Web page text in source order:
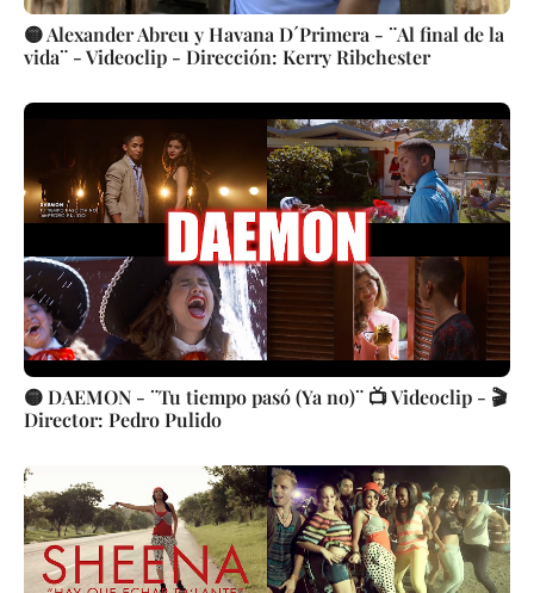
🟡 Alexander Abreu y Havana D´Primera - ¨Al final de la
vida¨ - Videoclip - Dirección: Kerry Ribchester
🟡 DAEMON - ¨Tu tiempo pasó (Ya no)¨ 📺 Videoclip - 🎬
Director: Pedro Pulido